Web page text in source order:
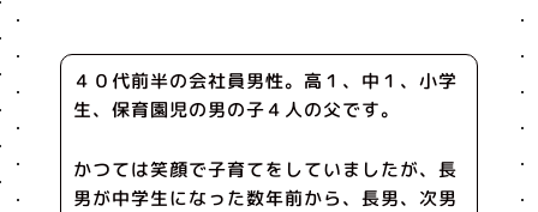
４０代前半の会社員男性。高１、中１、小学
生、保育園児の男の子４人の父です。
かつては笑顔で子育てをしていましたが、長
男が中学生になった数年前から、長男、次男